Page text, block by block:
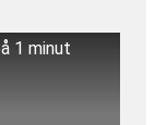
1 minut